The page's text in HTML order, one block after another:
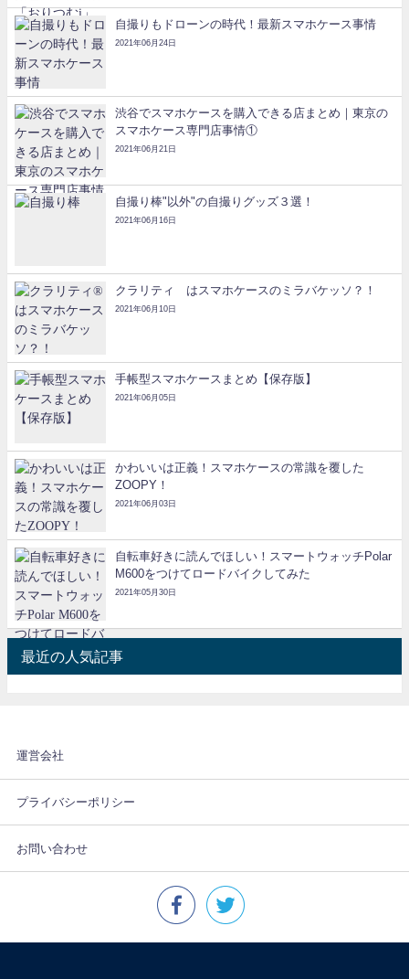
自撮りもドローンの時代！最新スマホケース事情
2021年06月24日
渋谷でスマホケースを購入できる店まとめ｜東京の
スマホケース専門店事情①
2021年06月21日
自撮り棒"以外"の自撮りグッズ３選！
2021年06月16日
クラリティ®はスマホケースのミラバケッソ？！
2021年06月10日
手帳型スマホケースまとめ【保存版】
2021年06月05日
かわいいは正義！スマホケースの常識を覆した
ZOOPY！
2021年06月03日
自転車好きに読んでほしい！スマートウォッチPolar
M600をつけてロードバイクしてみた
2021年05月30日
最近の人気記事
運営会社
プライバシーポリシー
お問い合わせ